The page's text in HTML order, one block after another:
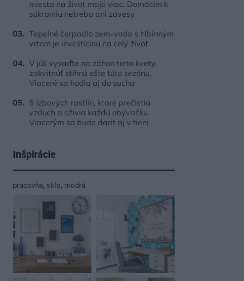
miesta na život majú viac. Domácim k
súkromiu netreba ani závesy
Tepelné čerpadlo zem-voda s hlbinným
vrtom je investíciou na celý život
V júli vysaďte na záhon tieto kvety,
zakvitnúť stihnú ešte túto sezónu.
Viaceré sa hodia aj do sucha
5 izbových rastlín, ktoré prečistia
vzduch a oživia každú obývačku.
Viacerým sa bude dariť aj v tieni
Inšpirácie
pracovňa, sklo, modrá